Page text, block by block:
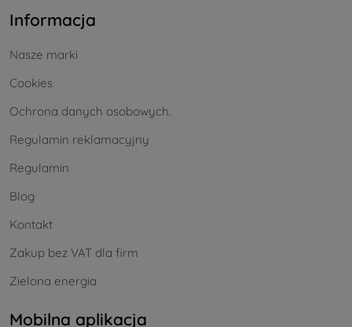
Informacja
Nasze marki
Cookies
Ochrona danych osobowych.
Regulamin reklamacyjny
Regulamin
Blog
Kontakt
Zakup bez VAT dla firm
Zielona energia
Mobilna aplikacja